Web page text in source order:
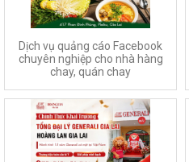
Dịch vụ quảng cáo Facebook
chuyên nghiệp cho nhà hàng
chay, quán chay